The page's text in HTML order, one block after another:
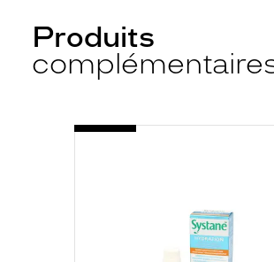
Produits
-